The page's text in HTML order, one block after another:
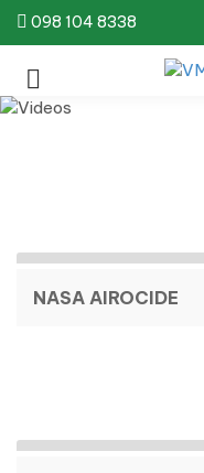
098 104 8338
NASA AIROCIDE